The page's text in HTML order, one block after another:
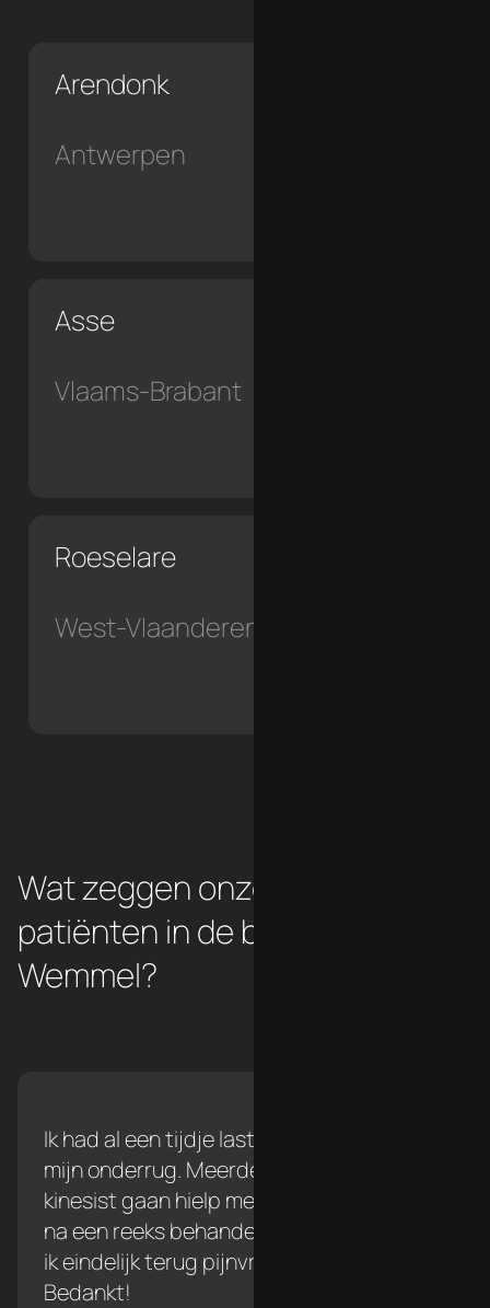
Arendonk
Antwerpen
Asse
Vlaams-Brabant
Roeselare
West-Vlaanderen
Wat zeggen onze chiropraxie
patiënten in de buurt van
Wemmel?
Ik had al een tijdje last tijdens het lopen in
mijn onderrug. Meerdere keren naar een
kinesist gaan hielp me niet verder, maar
na een reeks behandelingen bij Simon ben
ik eindelijk terug pijnvrij tijdens het lopen!
Bedankt!